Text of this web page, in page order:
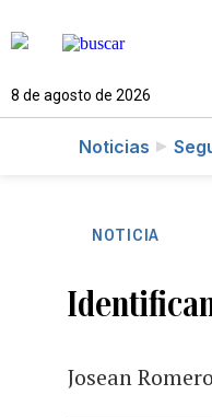
8 de agosto de 2026
Noticias
NOTICIA
Josean